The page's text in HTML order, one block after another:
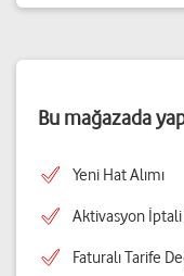
Bu mağazada
Yeni Hat Alımı
Aktivasyon İptali
Faturalı Tarife